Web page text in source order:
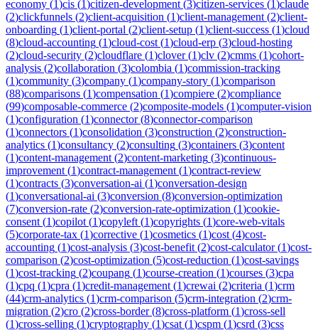
economy (1)cis (1)citizen-development (3)citizen-services (1)claude
(2)clickfunnels (2)client-acquisition (1)client-management (2)client-
onboarding (1)client-portal (2)client-setup (1)client-success (1)cloud
(8)cloud-accounting (1)cloud-cost (1)cloud-erp (3)cloud-hosting
(2)cloud-security (2)cloudflare (1)clover(1)clv (2)cmms (1)cohort-
analysis (2)collaboration (3)colombia (1)commission-tracking
(1)community (3)company (1)company-story (1)comparison
(88)comparisons (1)compensation (1)compiere (2)compliance
(99)composable-commerce (2)composite-models (1)computer-vision
(1)configuration (1)connector(8)connector-comparison
(1)connectors (1)consolidation (3)construction (2)construction-
analytics (1)consultancy (2)consulting (3)containers (3)content
(1)content-management (2)content-marketing (3)continuous-
improvement (1)contract-management (1)contract-review
(1)contracts (3)conversation-ai (1)conversation-design
(1)conversational-ai (3)conversion (8)conversion-optimization
(7)conversion-rate (2)conversion-rate-optimization (1)cookie-
consent (1)copilot (1)copyleft (1)copyrights (1)core-web-vitals
(5)corporate-tax (1)corrective (1)cosmetics (1)cost (4)cost-
accounting (1)cost-analysis (3)cost-benefit (2)cost-calculator(1)cost-
comparison (2)cost-optimization (5)cost-reduction (1)cost-savings
(1)cost-tracking (2)coupang (1)course-creation (1)courses (3)cpa
(1)cpq (1)cpra (1)credit-management (1)crewai (2)criteria (1)crm
(44)crm-analytics (1)crm-comparison (5)crm-integration (2)crm-
migration (2)cro (2)cross-border(8)cross-platform (1)cross-sell
(1)cross-selling (1)cryptography (1)csat (1)cspm (1)csrd (3)css